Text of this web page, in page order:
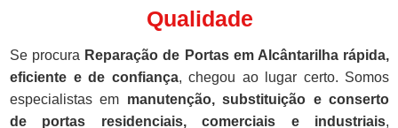
Qualidade
Se procura Reparação de Portas em Alcântarilha rápida,
eficiente e de confiança, chegou ao lugar certo. Somos
especialistas em manutenção, substituição e conserto
de portas residenciais, comerciais e industriais,